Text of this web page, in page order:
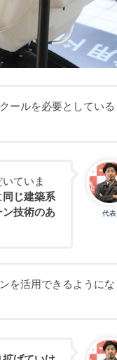
ールを必要としている
代表
ていま
同じ建築系
技術のあ
を活用できるようにな